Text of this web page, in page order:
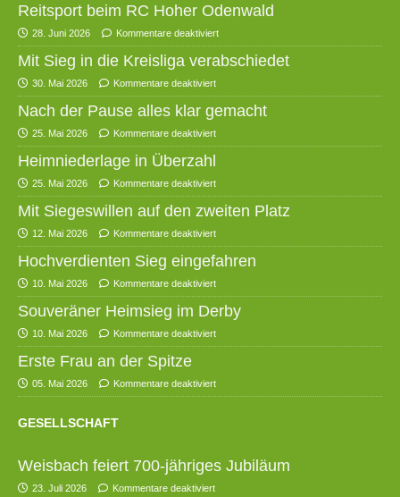
Reitsport beim RC Hoher Odenwald
28. Juni 2026 Kommentare deaktiviert
Mit Sieg in die Kreisliga verabschiedet
30. Mai 2026 Kommentare deaktiviert
Nach der Pause alles klar gemacht
25. Mai 2026 Kommentare deaktiviert
Heimniederlage in Überzahl
25. Mai 2026 Kommentare deaktiviert
Mit Siegeswillen auf den zweiten Platz
12. Mai 2026 Kommentare deaktiviert
Hochverdienten Sieg eingefahren
10. Mai 2026 Kommentare deaktiviert
Souveräner Heimsieg im Derby
10. Mai 2026 Kommentare deaktiviert
Erste Frau an der Spitze
05. Mai 2026 Kommentare deaktiviert
GESELLSCHAFT
Weisbach feiert 700-jähriges Jubiläum
23. Juli 2026 Kommentare deaktiviert